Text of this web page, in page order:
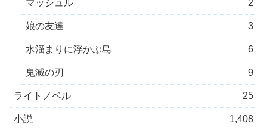
マッシュル 2
娘の友達 3
水溜まりに浮かぶ島 6
鬼滅の刃 9
ライトノベル 25
小説 1,408